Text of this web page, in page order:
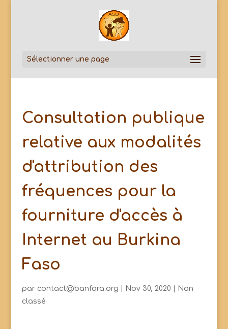
Sélectionner une page
Consultation publique
relative aux modalités
d'attribution des
fréquences pour la
fourniture d'accès à
Internet au Burkina
Faso
par contact@banfora.org Nov 30, 2020
Non
classé